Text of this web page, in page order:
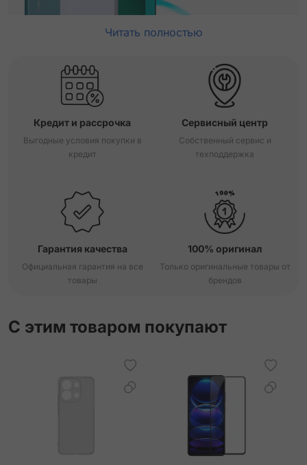
Читать полностью
Кредит и рассрочка
Выгодные условия покупки в
кредит
Сервисный центр
Собственный сервис и
техподдержка
Гарантия качества
Официальная гарантия на все
товары
100% оригинал
Только оригинальные товары от
брендов
С этим товаром покупают